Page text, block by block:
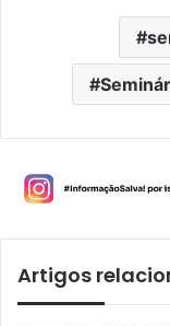
Artigos